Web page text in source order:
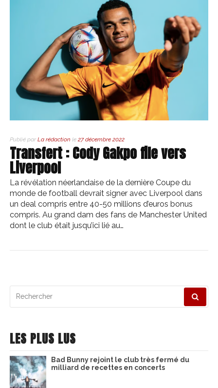
Publié par La rédaction le 27 décembre 2022
Transfert : Cody Gakpo file vers
Liverpool
La révélation néerlandaise de la dernière Coupe du
monde de football devrait signer avec Liverpool dans
un deal compris entre 40-50 millions d’euros bonus
compris. Au grand dam des fans de Manchester United
dont le club était jusqu’ici lié au…
pour
LES PLUS LUS
Bad Bunny rejoint le club très fermé du
milliard de recettes en concerts